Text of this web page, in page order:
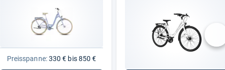
Preisspanne:330 € bis 850 €